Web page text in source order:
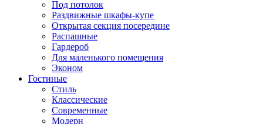
Под потолок
Раздвижные шкафы-купе
Открытая секция посередине
Распашные
Гардероб
Для маленького помещения
Эконом
Гостиные
Стиль
Классические
Современные
Модерн